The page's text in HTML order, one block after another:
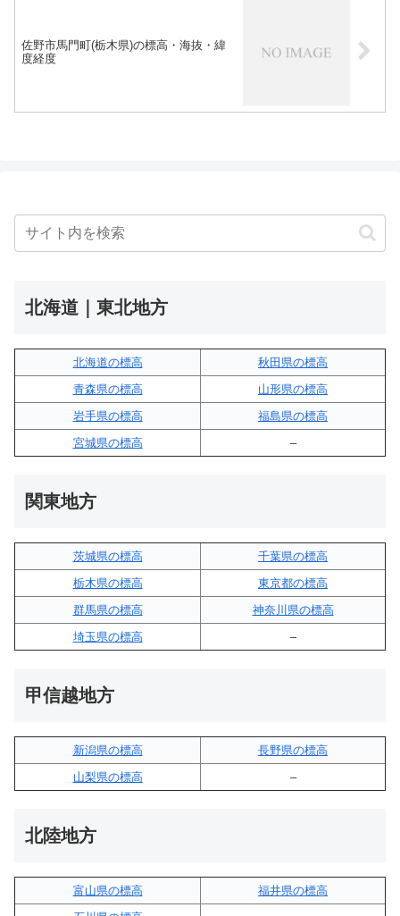
佐野市馬門町(栃木県)の標高・海抜・緯
度経度
北海道｜東北地方
北海道の標高
秋田県の標高
青森県の標高
山形県の標高
岩手県の標高
福島県の標高
宮城県の標高
–
関東地方
茨城県の標高
千葉県の標高
栃木県の標高
東京都の標高
群馬県の標高
神奈川県の標高
埼玉県の標高
–
甲信越地方
新潟県の標高
長野県の標高
山梨県の標高
–
北陸地方
富山県の標高
福井県の標高